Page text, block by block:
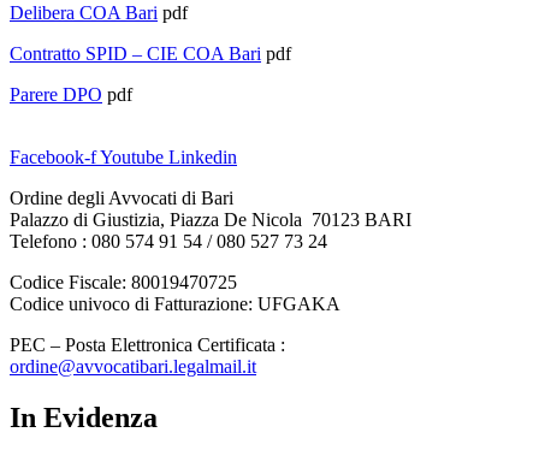
Delibera COA Bari pdf
Contratto SPID – CIE COA Bari pdf
Parere DPO pdf
Facebook-fYoutube Linkedin
Ordine degli Avvocati di Bari
Palazzo di Giustizia, Piazza De Nicola 70123 BARI
Telefono : 080 574 91 54 / 080 527 73 24
Codice Fiscale: 80019470725
Codice univoco di Fatturazione: UFGAKA
PEC – Posta Elettronica Certificata :
ordine@avvocatibari.legalmail.it
In Evidenza